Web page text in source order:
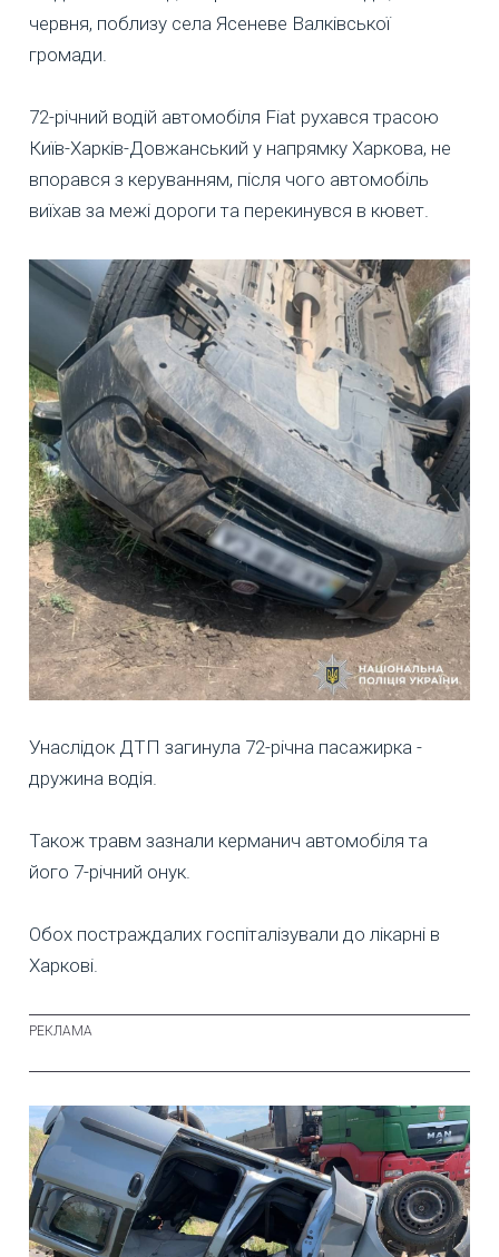
червня, поблизу села Ясеневе Валківської
громади.
72-річний водій автомобіля Fiat рухався трасою
Київ-Харків-Довжанський у напрямку Харкова, не
впорався з керуванням, після чого автомобіль
виїхав за межі дороги та перекинувся в кювет.
Унаслідок ДТП загинула 72-річна пасажирка -
дружина водія.
Також травм зазнали керманич автомобіля та
його 7-річний онук.
Обох постраждалих госпіталізували до лікарні в
Харкові.